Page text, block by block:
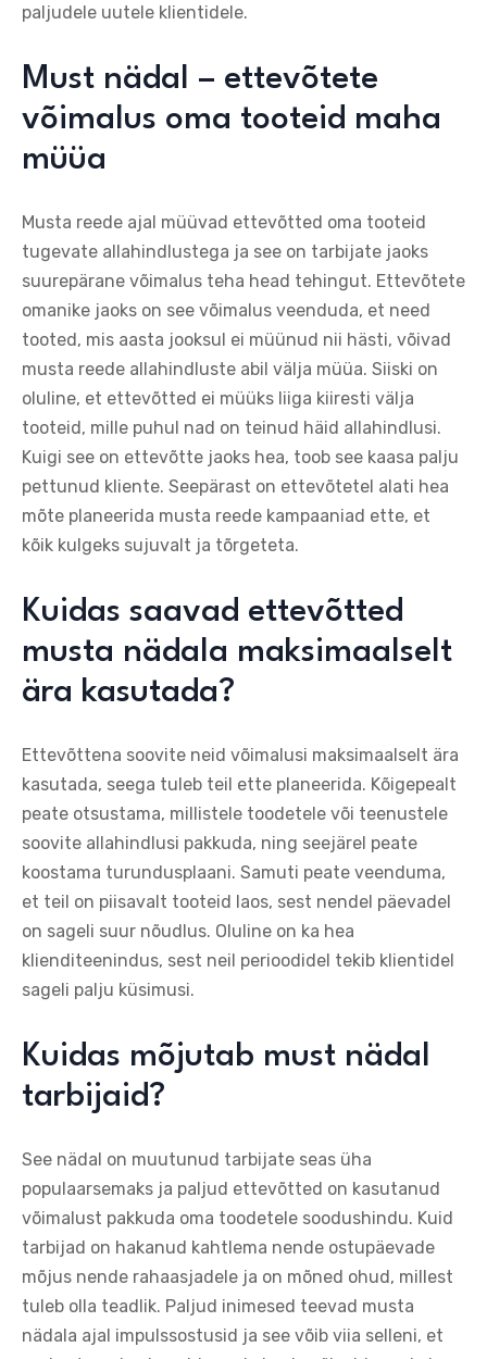
paljudele uutele klientidele.
Must nädal – ettevõtete
võimalus oma tooteid maha
müüa
Musta reede ajal müüvad ettevõtted oma tooteid
tugevate allahindlustega ja see on tarbijate jaoks
suurepärane võimalus teha head tehingut. Ettevõtete
omanike jaoks on see võimalus veenduda, et need
tooted, mis aasta jooksul ei müünud nii hästi, võivad
musta reede allahindluste abil välja müüa. Siiski on
oluline, et ettevõtted ei müüks liiga kiiresti välja
tooteid, mille puhul nad on teinud häid allahindlusi.
Kuigi see on ettevõtte jaoks hea, toob see kaasa palju
pettunud kliente. Seepärast on ettevõtetel alati hea
mõte planeerida musta reede kampaaniad ette, et
kõik kulgeks sujuvalt ja tõrgeteta.
Kuidas saavad ettevõtted
musta nädala maksimaalselt
ära kasutada?
Ettevõttena soovite neid võimalusi maksimaalselt ära
kasutada, seega tuleb teil ette planeerida. Kõigepealt
peate otsustama, millistele toodetele või teenustele
soovite allahindlusi pakkuda, ning seejärel peate
koostama turundusplaani. Samuti peate veenduma,
et teil on piisavalt tooteid laos, sest nendel päevadel
on sageli suur nõudlus. Oluline on ka hea
klienditeenindus, sest neil perioodidel tekib klientidel
sageli palju küsimusi.
Kuidas mõjutab must nädal
tarbijaid?
See nädal on muutunud tarbijate seas üha
populaarsemaks ja paljud ettevõtted on kasutanud
võimalust pakkuda oma toodetele soodushindu. Kuid
tarbijad on hakanud kahtlema nende ostupäevade
mõjus nende rahaasjadele ja on mõned ohud, millest
tuleb olla teadlik. Paljud inimesed teevad musta
nädala ajal impulssostusid ja see võib viia selleni, et